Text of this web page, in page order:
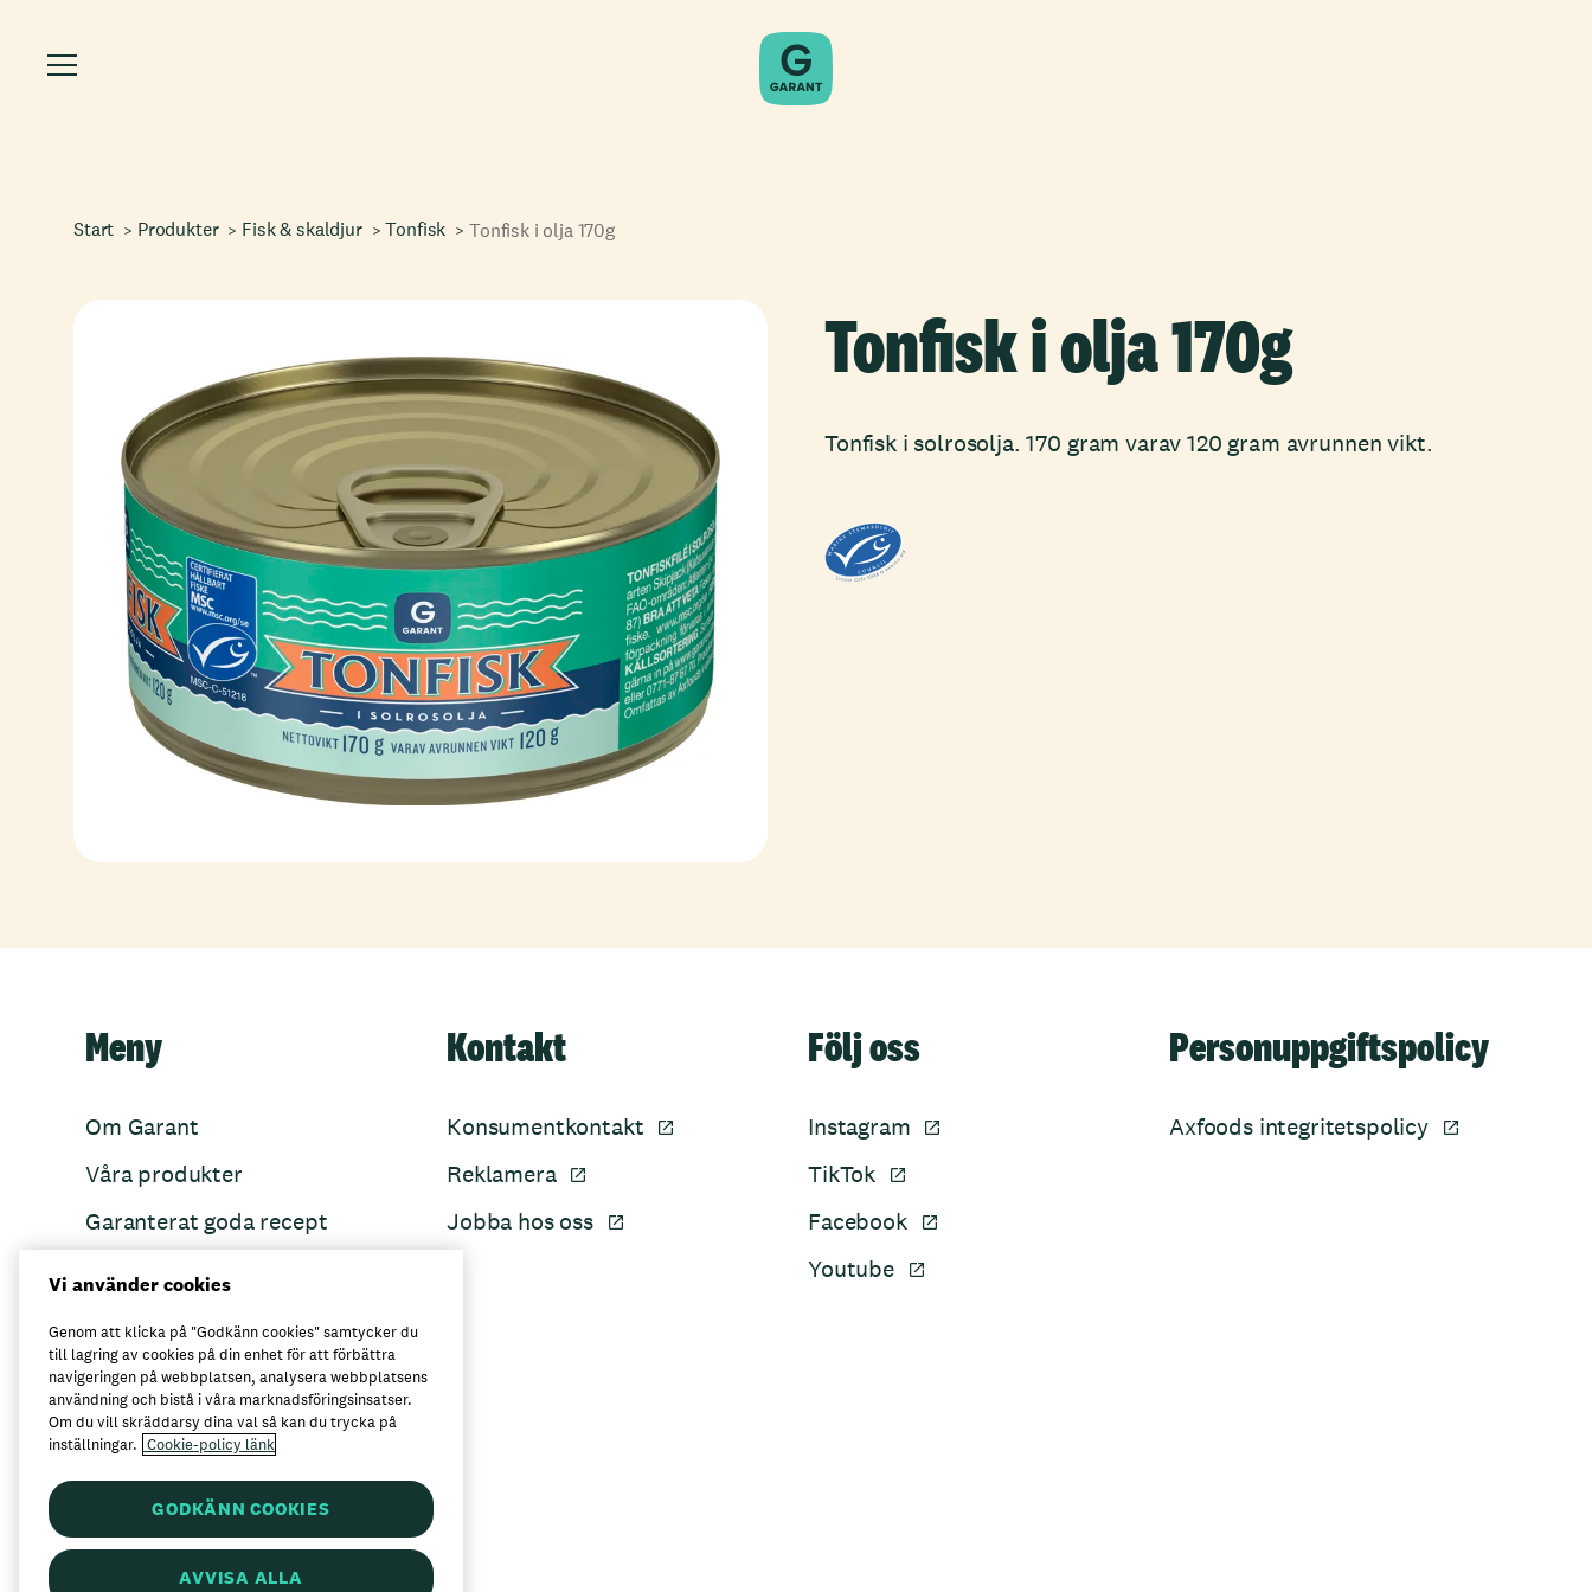
Start Produkter Fisk & skaldjur Tonfisk Tonfisk i olja 170g
Tonfisk i olja 170g
Tonfisk i solrosolja. 170 gram varav 120 gram avrunnen vikt.
Meny
Om Garant
Våra produkter
Garanterat goda recept
Kontakt
Konsumentkontakt
Reklamera
Jobba hos oss
Följ oss
Instagram
TikTok
Facebook
Youtube
Personuppgiftspolicy
Axfoods integritetspolicy
Här kan du köpa Garant
Vi använder cookies
Genom att klicka på "Godkänn cookies" samtycker du
till lagring av cookies på din enhet för att förbättra
navigeringen på webbplatsen, analysera webbplatsens
användning och bistå i våra marknadsföringsinsatser.
Om du vill skräddarsy dina val så kan du trycka på
inställningar. Cookie-policy länk
GODKÄNN COOKIES
AVVISA ALLA